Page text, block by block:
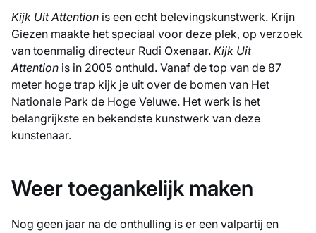
Kijk Uit Attention is een echt belevingskunstwerk. Krijn
Giezen maakte het speciaal voor deze plek, op verzoek
van toenmalig directeur Rudi Oxenaar. Kijk Uit
Attention is in 2005 onthuld. Vanaf de top van de 87
meter hoge trap kijk je uit over de bomen van Het
Nationale Park de Hoge Veluwe. Het werk is het
belangrijkste en bekendste kunstwerk van deze
kunstenaar.
Weer toegankelijk maken
Nog geen jaar na de onthulling is er een valpartij en